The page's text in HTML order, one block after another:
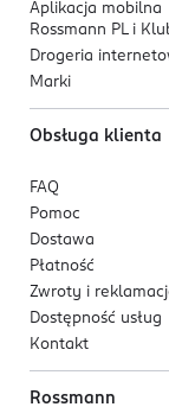
Aplikacja mobilna
Rossmann PL i
Drogeria
Marki
Obsługa klienta
FAQ
Pomoc
Dostawa
Płatność
Zwroty i
Dostępność usług
Kontakt
Rossmann